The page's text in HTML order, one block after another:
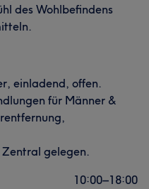
des Wohlbefindens
einladend, offen.
für Männer &
Zentral gelegen.
10:00–18:00